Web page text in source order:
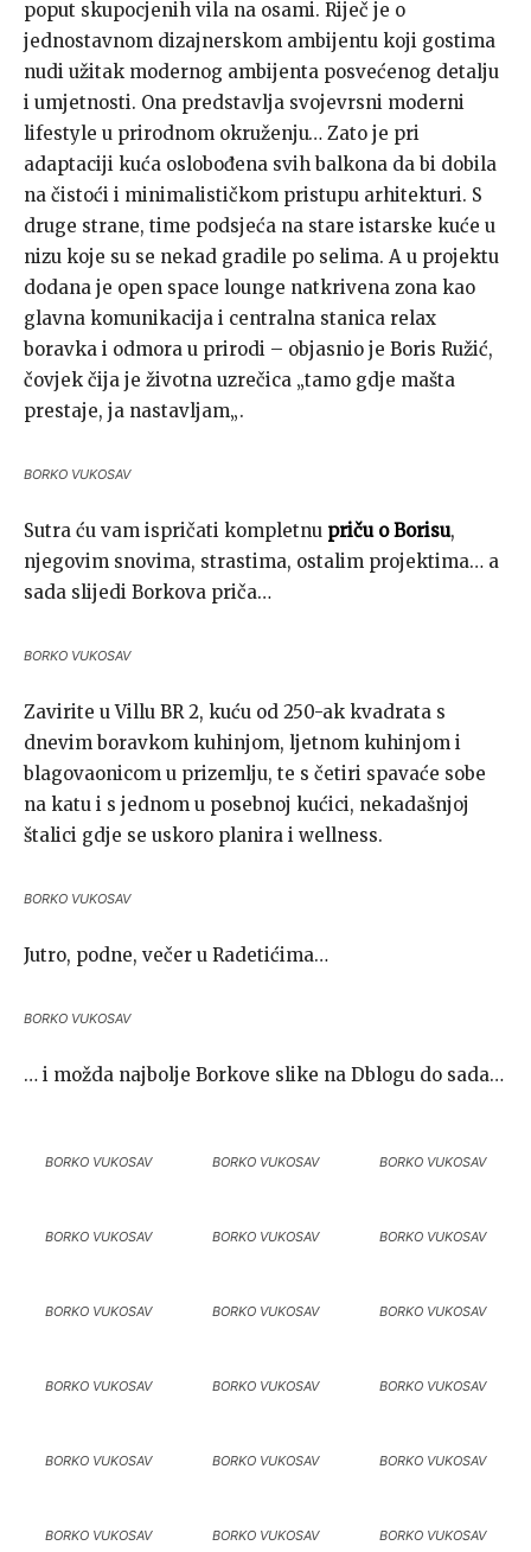
poput skupocjenih vila na osami. Riječ je o
jednostavnom dizajnerskom ambijentu koji gostima
nudi užitak modernog ambijenta posvećenog detalju
i umjetnosti. Ona predstavlja svojevrsni moderni
lifestyle u prirodnom okruženju… Zato je pri
adaptaciji kuća oslobođena svih balkona da bi dobila
na čistoći i minimalističkom pristupu arhitekturi. S
druge strane, time podsjeća na stare istarske kuće u
nizu koje su se nekad gradile po selima. A u projektu
dodana je open space lounge natkrivena zona kao
glavna komunikacija i centralna stanica relax
boravka i odmora u prirodi – objasnio je Boris Ružić,
čovjek čija je životna uzrečica „tamo gdje mašta
prestaje, ja nastavljam„.
BORKO VUKOSAV
Sutra ću vam ispričati kompletnu priču o Borisu,
njegovim snovima, strastima, ostalim projektima… a
sada slijedi Borkova priča…
BORKO VUKOSAV
Zavirite u Villu BR 2, kuću od 250-ak kvadrata s
dnevim boravkom kuhinjom, ljetnom kuhinjom i
blagovaonicom u prizemlju, te s četiri spavaće sobe
na katu i s jednom u posebnoj kućici, nekadašnjoj
štalici gdje se uskoro planira i wellness.
BORKO VUKOSAV
Jutro, podne, večer u Radetićima…
BORKO VUKOSAV
… i možda najbolje Borkove slike na Dblogu do sada…
BORKO VUKOSAV BORKO VUKOSAV BORKO VUKOSAV
BORKO VUKOSAV BORKO VUKOSAV BORKO VUKOSAV
BORKO VUKOSAV BORKO VUKOSAV BORKO VUKOSAV
BORKO VUKOSAV BORKO VUKOSAV BORKO VUKOSAV
BORKO VUKOSAV BORKO VUKOSAV BORKO VUKOSAV
BORKO VUKOSAV BORKO VUKOSAV BORKO VUKOSAV